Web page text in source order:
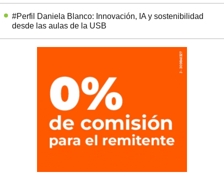
#Perfil Daniela Blanco: Innovación, IA y sostenibilidad
desde las aulas de la USB